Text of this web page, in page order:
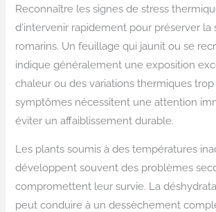
Reconnaître les signes de stress
d’intervenir rapidement pour préserver la
romarins. Un feuillage qui jaunit ou se
indique généralement une exposition
chaleur ou des variations thermiques trop
symptômes nécessitent une attention
éviter un affaiblissement durable.
Les plants soumis à des températures
développent souvent des problèmes
compromettent leur survie. La
peut conduire à un dessèchement